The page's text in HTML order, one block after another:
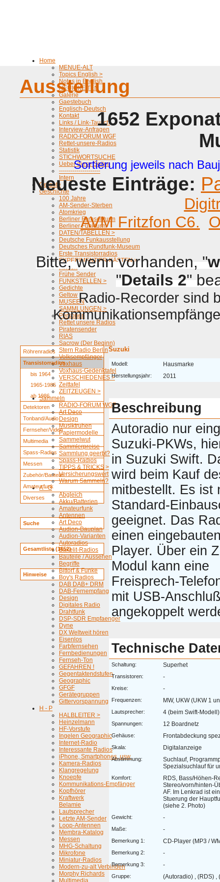
Home
MENUE-ALT
Topics English >
Notes in English
NEUIGKEITEN
Galerie
Gaestebuch
Englisch-Deutsch
Kontakt
Links / Link-Tausch
Interview-Anfragen
RADIO-FORUM WGF
Rettet-unsere-Radios
Statistik
STICHWORTSUCHE
Ueber diese Seiten
---------------------
Intern
Geraete
Geschichte
100 Jahre
AM-Sender-Sterben
Atomkrieg
Berliner Fernsehturm
Berliner Funkturm
DATEN/TABELLEN >
Deutsche Funkausstellung
Deutsches Rundfunk-Museum
Erste Transistorradios
EXPERIMENTIER-KÄSTEN >
Firmen
Frühe Sender
FUNKSTELLEN >
Gedichte
Geltow
MUSEEN
SAMMLUNGEN >
Personen
Rettet unsere Radios
Piratensender
RIAS
Sacrow (Der Beginn)
Stern Radio Berlin
Volksempfänger
Voxhaus
Voxhaus-Gedenktafel
VERSCHIEDENES >
Zeittafel
ZEITZEUGEN >
Sammeln
RADIO-FORUM WGF
Art Deco
Design
Musiktruhen
Papiermodelle
Sammelwut
Sammlerpreise
Sammlung geerbt?
Spass-Radios
TIPPS & TRICKS >
Versicherungswert
Warum Sammeln?
A - G
Abgleich
Akku/Batterien
Amateurfunk
Antennen
Art Deco
Audion-Bauplan
Audion-Varianten
Autoradios
Bakelit-Radios
Bauteile / Aussehen
Begriffe
Bittorf & Funke
Boy's Radios
DAB DAB+ DRM
DAB-Fernempfang
Design
Digitales Radio
Drahtfunk
DSP-SDR Empfaenger
Dyne
DX Weltweit hören
Eisenlos
Farbfernsehen
Fernbedienungen
Fernseh-Ton
GEFAHREN !
Gegentaktendstufen
Geographic
GFGF
Gerätegruppen
Gittervorspannung
H - P
HALBLEITER >
Heinzelmann
HF-Vorstufe
Ingelen Geographic
Internet-Radio
Interessante Radios
iPhone, Smartphones, usw.
Kamera-Radios
Klangregelung
Knoepfe
Kommunikations-Empfänger
Kopfhörer
Kraftwerk
Belamie
Lautsprecher
Letzte AM-Sender
Loop-Antennen
Membra-Katalog
Messen
MHG-Schaltung
Mikrofone
Miniatur-Radios
Modern-zu-alt Verbinden
Morphy Richards
Multimedia
Ausstellung
1652
Sortierung jeweils nach
Neueste Einträge:
AVM Fritzfon C6.
Bitte, wenn vorhanden, "
"Details 2"
Radio-Recorder sind
Röhrenradios
Transistorradios
bis 1964
1965-1985
ab 1986
Detektoren
Tonband/Audio
Fernseher/Video
Multimedia
Spass-Radios
Messen
Zubehör/Bauteile
Amateurfunk
Diverses
Suche
Gesamtliste (1652)
Hinweise
Suzuki
Modell: Hausmarke
Herstellungsjahr: 2011
Beschreibung
Autoradio nur
Suzuki-PKWs,
in Suzuki Swift.
wird beim Kauf
mitbestellt. Es ist
Standard-
geeignet. Das
einen
Player. Über ein
Modul kann eine
Freisprech-
mit USB-
angekoppelt
Technische
Schaltung: Superhet
Transistoren: -
Kreise: -
Frequenzen: MW, UKW (UKW 1
Lautsprecher: 4 (beim Swift-
Spannungen: 12 Boardnetz
Gehäuse: Frontabdeckung
Skala: Digitalanzeige
Abstimmung:
Suchlauf,
Spezialsuchlauf für
Komfort:
RDS, Bass/Höhen-
Stereo/vorn/hinten-
AF. Im Lenkrad ist
Stuerung der
(siehe 2. Photo)
Gewicht: -
Maße: -
Bemerkung 1: CD-Player (MP3 /
Bemerkung 2: -
Bemerkung 3: -
Gruppe: (Autoradio) , (RDS) ,